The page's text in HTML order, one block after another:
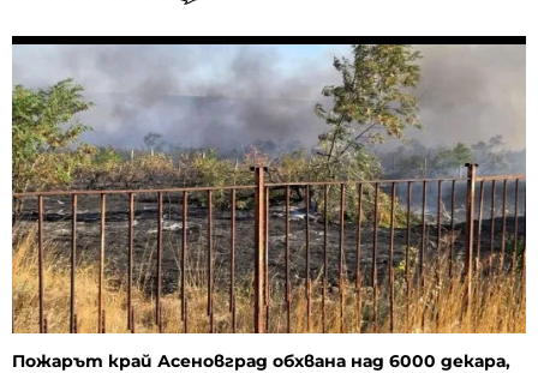
Пожарът край Асеновград обхвана над 6000 декара,